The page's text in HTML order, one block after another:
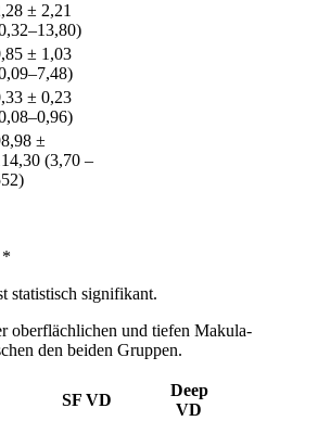
± 2,21
± 1,03
± 0,23
±
(3,70 –
*
statistisch signifikant.
oberflächlichen und tiefen Makula-
den beiden Gruppen.
SF VD
Deep
VD